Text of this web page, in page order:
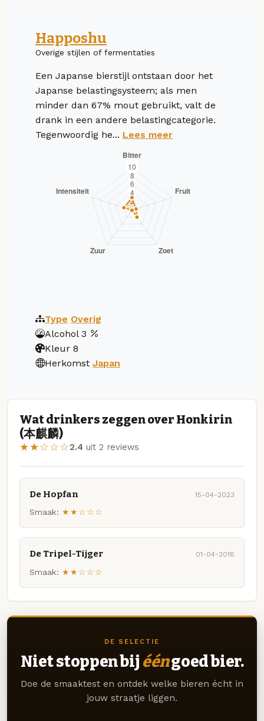
Happoshu
Overige stijlen of fermentaties
Een Japanse bierstijl ontstaan door het
Japanse belastingsysteem; als men
minder dan 67% mout gebruikt, valt de
drank in een andere belastingcategorie.
Tegenwoordig he... Lees meer
Type Overig
Alcohol 3
Kleur 8
Herkomst Japan
Wat drinkers zeggen over Honkirin
(本麒麟)
★★☆☆☆2.4 uit 2 reviews
De Hopfan 15-04-2023
Smaak: ★★☆☆☆
De Tripel-Tijger 01-04-2018
Smaak: ★★☆☆☆
DE SELECTIE
Niet stoppen bij ééngoed bier.
Doe de smaaktest en ontdek welke bieren écht in
jouw straatje liggen.